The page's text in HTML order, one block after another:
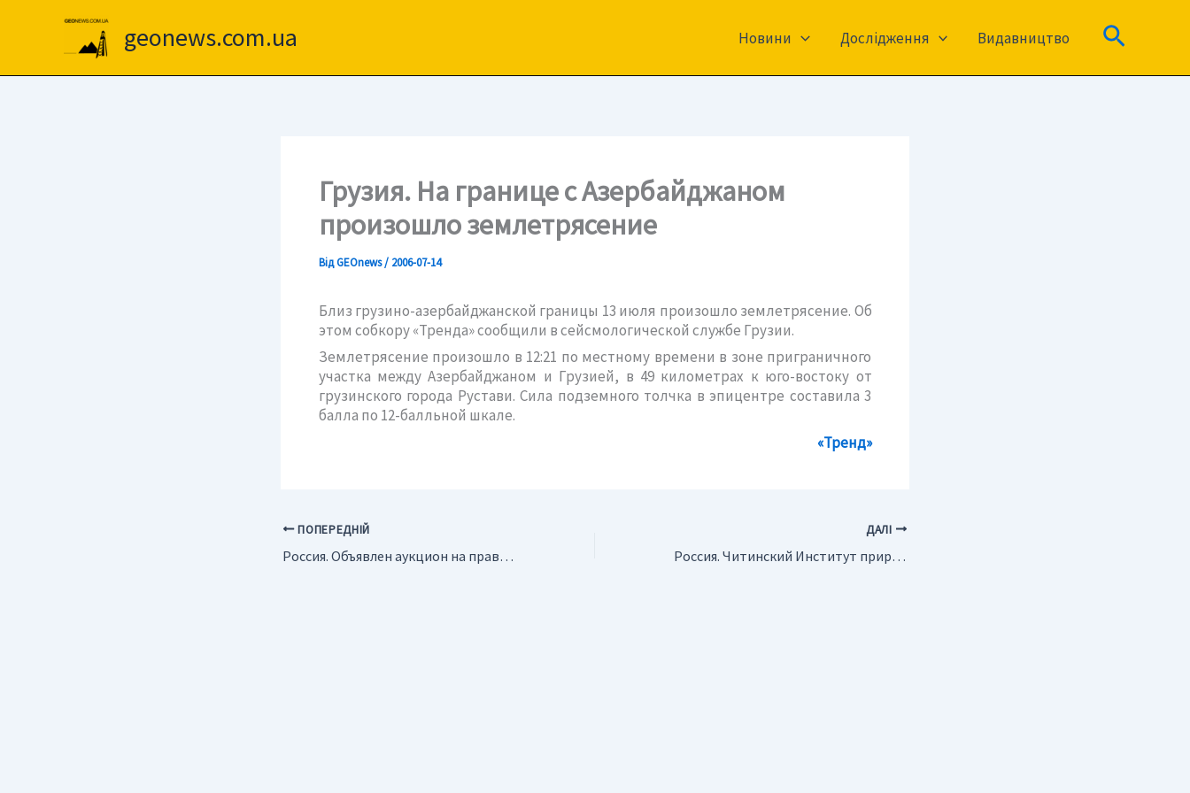
geonews.com.ua Новини Дослідження Видавництво Пошук
Грузия. Hа границе с Азербайджаном
произошло землетрясение
ВідGEOnews/ 2006-07-14
Близ грузино-азербайджанской границы 13 июля произошло землетрясение. Об
этом собкору «Тренда» сообщили в сейсмологической службе Грузии.
Землетрясение произошло в 12:21 по местному времени в зоне приграничного
участка между Азербайджаном и Грузией, в 49 километрах к юго-востоку от
грузинского города Рустави. Сила подземного толчка в эпицентре составила 3
балла по 12-балльной шкале.
«Тренд»
ПОПЕРЕДНІЙ
Россия. Объявлен аукцион на право пользования недрами участка Сойман-Сак-Элга
ДАЛІ
Россия. Читинский Институт природных ресурсов отметит свое 25-летие